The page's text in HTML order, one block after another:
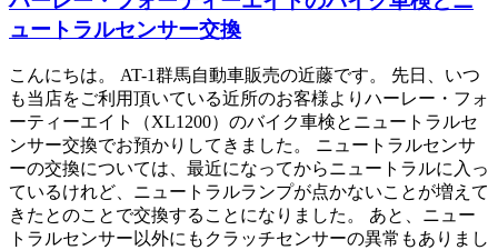
ュートラルセンサー交換
こんにちは。 AT-1群馬自動車販売の近藤です。 先日、いつ
も当店をご利用頂いている近所のお客様よりハーレー・フォ
ーティーエイト（XL1200）のバイク車検とニュートラルセ
ンサー交換でお預かりしてきました。 ニュートラルセンサ
ーの交換については、最近になってからニュートラルに入っ
ているけれど、ニュートラルランプが点かないことが増えて
きたとのことで交換することになりました。 あと、ニュー
トラルセンサー以外にもクラッチセンサーの異常もありまし